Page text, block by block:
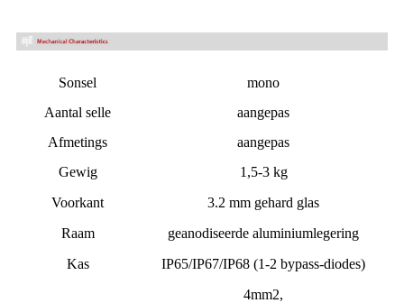
Sonsel
mono
Aantal selle
aangepas
Afmetings
aangepas
Gewig
1,5-3 kg
Voorkant
3.2 mm gehard glas
Raam
geanodiseerde aluminiumlegering
Kas
IP65/IP67/IP68 (1-2 bypass-diodes)
4mm2,